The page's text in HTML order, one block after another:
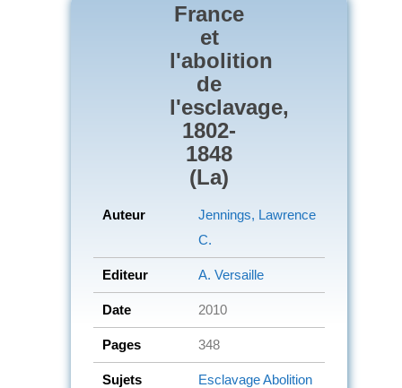
France
et
l'abolition
de
l'esclavage,
1802-
1848
(La)
Auteur
Jennings, Lawrence
C.
Editeur A. Versaille
Date 2010
Pages 348
Sujets EsclavageAbolition